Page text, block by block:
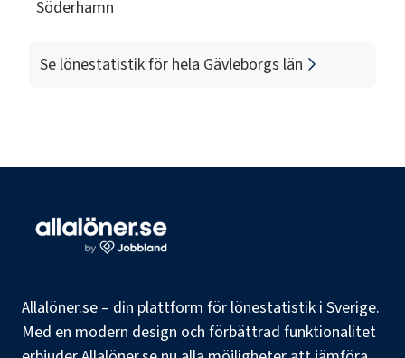
Söderhamn
Se lönestatistik för hela Gävleborgs län
Allalöner.se – din plattform för lönestatistik i Sverige.
Med en modern design och förbättrad funktionalitet